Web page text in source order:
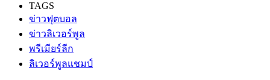
TAGS
ข่าวฟุตบอล
ข่าวลิเวอร์พูล
พรีเมียร์ลีก
ลิเวอร์พูลแชมป์